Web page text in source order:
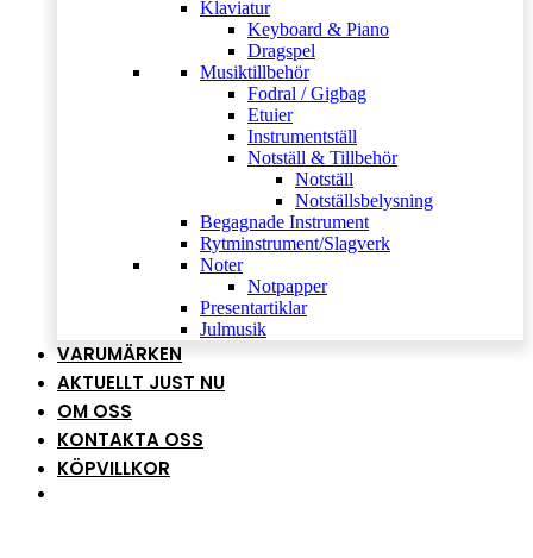
Klaviatur
Keyboard & Piano
Dragspel
Musiktillbehör
Fodral / Gigbag
Etuier
Instrumentställ
Notställ & Tillbehör
Notställ
Notställsbelysning
Begagnade Instrument
Rytminstrument/Slagverk
Noter
Notpapper
Presentartiklar
Julmusik
VARUMÄRKEN
AKTUELLT JUST NU
OM OSS
KONTAKTA OSS
KÖPVILLKOR